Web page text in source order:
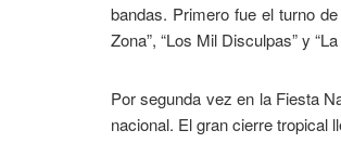
bandas. Primero fue el turno de
Zona”, “Los Mil Disculpas” y
Por segunda vez en la Fiesta
nacional. El gran cierre tropical